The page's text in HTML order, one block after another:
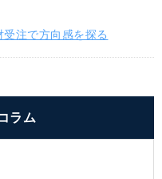
注で方向感を探る
ラム